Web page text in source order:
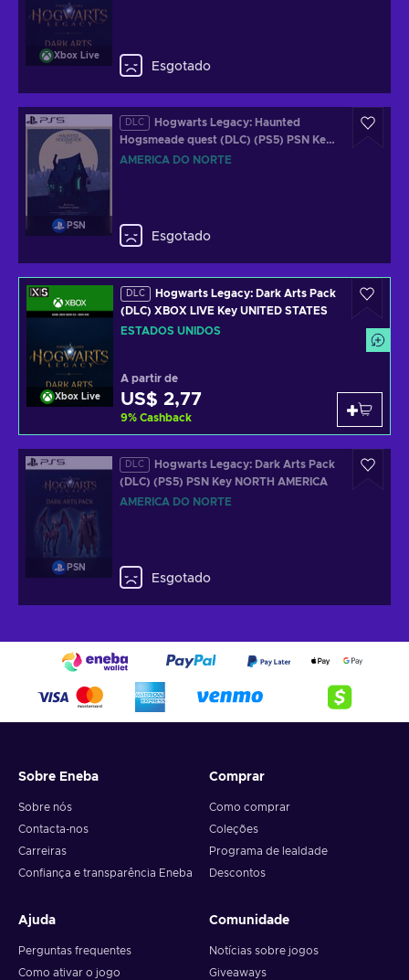
Xbox Live
Esgotado
PSN
DLC
Hogwarts Legacy: Haunted
Hogsmeade quest (DLC) (PS5) PSN Key
NORTH AMERICA
AMÉRICA DO NORTE
Esgotado
Xbox Live
DLC
Hogwarts Legacy: Dark Arts Pack
(DLC) XBOX LIVE Key UNITED STATES
ESTADOS UNIDOS
A partir de
US$ 2,77
9% Cashback
PSN
DLC
Hogwarts Legacy: Dark Arts Pack
(DLC) (PS5) PSN Key NORTH AMERICA
AMÉRICA DO NORTE
Esgotado
Sobre Eneba
Sobre nós
Contacta-nos
Carreiras
Confiança e transparência Eneba
Comprar
Como comprar
Coleções
Programa de lealdade
Descontos
Ajuda
Perguntas frequentes
Como ativar o jogo
Comunidade
Notícias sobre jogos
Giveaways